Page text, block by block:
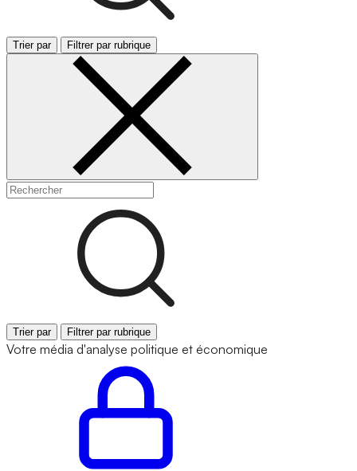
Trier par Filtrer par rubrique
Trier par Filtrer par rubrique
Votre média d'analyse politique et économique